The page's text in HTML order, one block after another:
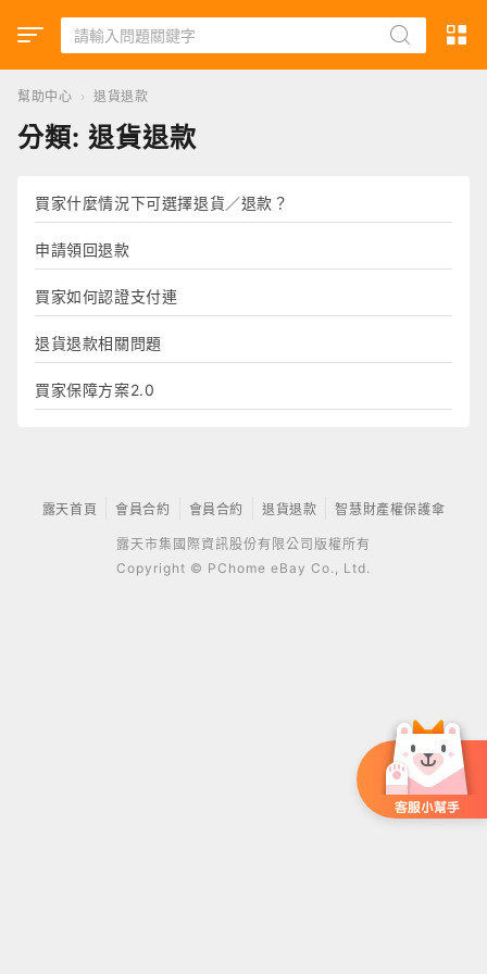
幫助中心 › 退貨退款
分類: 退貨退款
買家什麼情況下可選擇退貨／退款？
申請領回退款
買家如何認證支付連
退貨退款相關問題
買家保障方案2.0
露天首頁 會員合約 會員合約 退貨退款 智慧財產權保護傘
露天市集國際資訊股份有限公司版權所有
Copyright © PChome eBay Co., Ltd.